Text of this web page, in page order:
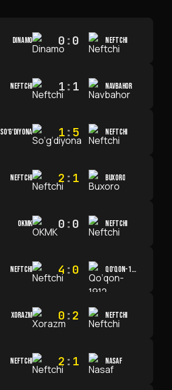
DINAMO 0:0 NEFTCHI
NEFTCHI 1: 1 NAVBAHOR
SO‘G‘DIYONA 1:5 NEFTCHI
NEFTCHI 2 : 1 BUXORO
OKMK 0:0 NEFTCHI
NEFTCHI 4 :0 QO‘QON-1912
XORAZM 0:2 NEFTCHI
NEFTCHI 2 : 1 NASAF